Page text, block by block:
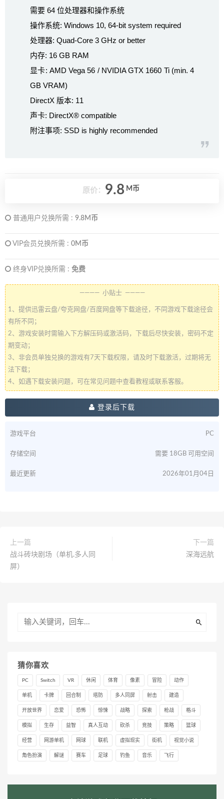
需要 64 位处理器和操作系统
操作系统: Windows 10, 64-bit system required
处理器: Quad-Core 3 GHz or better
内存: 16 GB RAM
显卡: AMD Vega 56 / NVIDIA GTX 1660 Ti (min. 4
GB VRAM)
DirectX 版本: 11
声卡: DirectX® compatible
附注事项: SSD is highly recommended
原价： 9.8 M币
普通用户兑换所需 : 9.8M币
VIP会员兑换所需 : 0M币
终身VIP兑换所需 : 免费
———— 小贴士 ————
1、提供迅雷云盘/夸克网盘/百度网盘等下载途径，不同游戏下载途径会
有所不同；
2、游戏安装时需输入下方解压码或激活码，下载后尽快安装，密码不定
期变动；
3、非会员单独兑换的游戏有7天下载权限，请及时下载激活，过期将无
法下载；
4、如遇下载安装问题，可在常见问题中查看教程或联系客服。
登录后下载
游戏平台 PC
存储空间 需要 18GB 可用空间
最近更新 2026年01月04日
上一篇
战斗砖块剧场（单机.多人同
屏）
下一篇
深海远航
猜你喜欢
PC Switch VR 休闲 体育 像素 冒险 动作
单机 卡牌 回合制 塔防 多人同屏 射击 建造
开放世界 恋爱 恐怖 惊悚 战略 探索 枪战 格斗
模拟 生存 益智 真人互动 砍杀 竞技 策略 篮球
经营 网游单机 网球 联机 虚拟现实 街机 视觉小说
角色扮演 解谜 赛车 足球 钓鱼 音乐 飞行